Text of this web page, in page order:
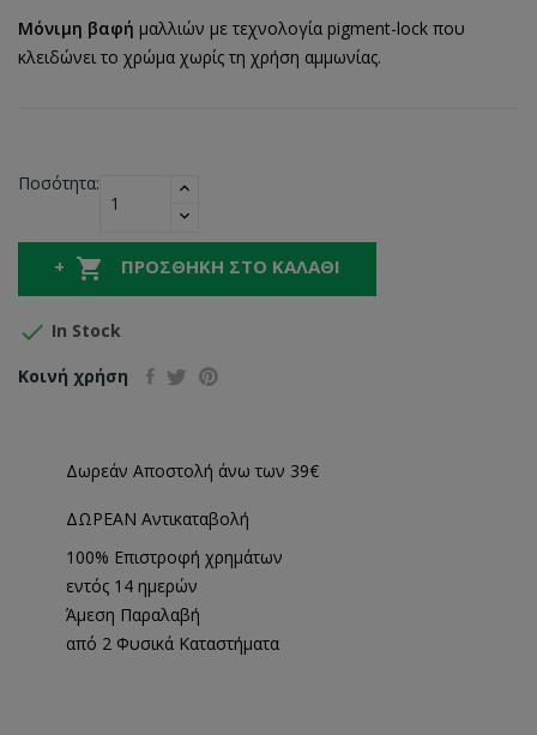
Μόνιμη βαφή μαλλιών με τεχνολογία pigment-lock που
κλειδώνει το χρώμα χωρίς τη χρήση αμμωνίας.
Ποσότητα:
 ΠΡΟΣΘΉΚΗ ΣΤΟ ΚΑΛΆΘΙ
 In Stock
Κοινή χρήση
Δωρεάν Αποστολή άνω των 39€
ΔΩΡΕΑΝ Αντικαταβολή
100% Επιστροφή χρημάτων
εντός 14 ημερών
Άμεση Παραλαβή
από 2 Φυσικά Καταστήματα